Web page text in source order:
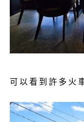
可以看到許多火